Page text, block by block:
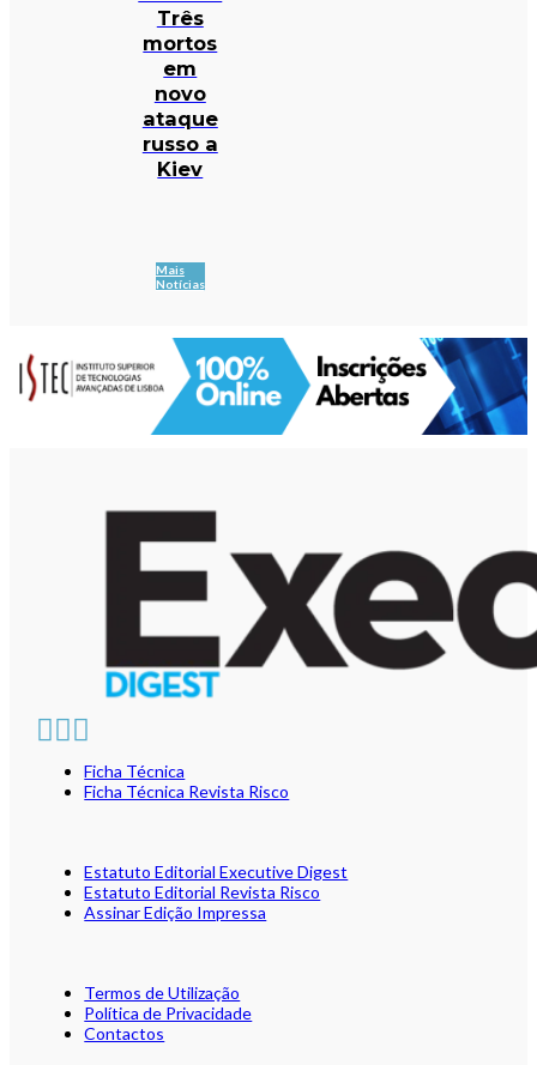
Três
mortos
em
novo
ataque
russo a
Kiev
Mais
Notícias
Ficha Técnica
Ficha Técnica Revista Risco
Estatuto Editorial Executive Digest
Estatuto Editorial Revista Risco
Assinar Edição Impressa
Termos de Utilização
Política de Privacidade
Contactos